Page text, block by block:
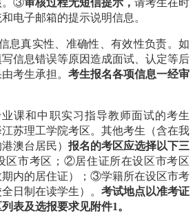
电子邮箱的提示说明信息。
息真实性、准确性、有效性负责。如
信息错误等原因造成面试、认定等后
考生承担。 考生报名各项信息一经审
课和中职实习指导教师面试的考生
江苏理工学院考区。其他考生（含在我
澳台居民） 报名的考区应选择以下三
区市考区；②居住证所在设区市考区
期内的居住证）；③学籍所在设区市考
日制在读学生）。 考试地点以准考证
表及选报要求见附件1。